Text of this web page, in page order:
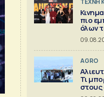
TΕΧΝΗ
πιο
όλων
AGRO
Τι
στους